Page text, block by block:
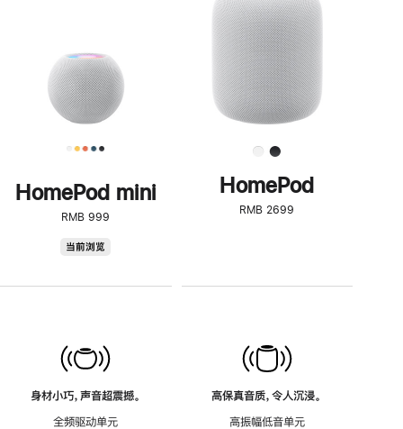
HomePod mini
RMB 999
当前浏览
身材小巧，声音超震撼。
全频驱动单元
了
解
HomePod<
HomePod
RMB 2699
高保真音质，令人沉浸。
高振幅低音单元